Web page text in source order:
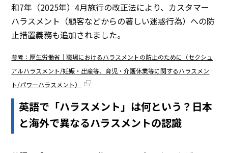
和7年（2025年）4月施行の改正法により、カスタマー
ハラスメント（顧客などからの著しい迷惑行為）への防
止措置義務も追加されました。
参考：厚生労働省｜職場におけるハラスメントの防止のために（セクシュ
アルハラスメント/妊娠・出産等、育児・介護休業等に関するハラスメン
ト/パワーハラスメント）
英語で「ハラスメント」は何という？日本
と海外で異なるハラスメントの認識